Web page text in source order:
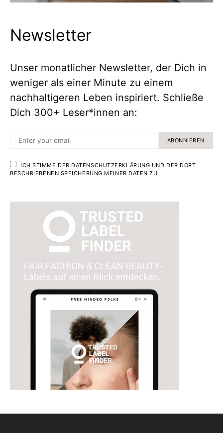
Newsletter
Unser monatlicher Newsletter, der Dich in
weniger als einer Minute zu einem
nachhaltigeren Leben inspiriert. Schließe
Dich 300+ Leser*innen an:
ABONNIEREN
ICH STIMME DER DATENSCHUTZERKLÄRUNG UND DER DORT
BESCHRIEBENEN SPEICHERUNG MEINER DATEN ZU